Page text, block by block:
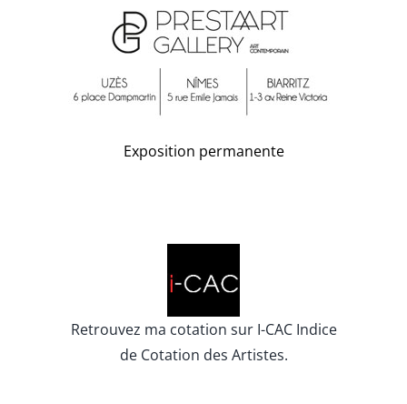
Exposition permanente
Retrouvez ma cotation sur I-CAC Indice
de Cotation des Artistes.